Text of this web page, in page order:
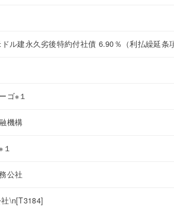
ル建永久劣後特約付社債 6.90％（利払繰延条
ゴ※１
機構
１
公社
\n[T3184]